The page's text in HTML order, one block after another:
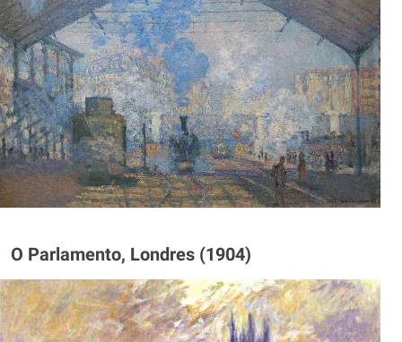
O Parlamento, Londres (1904)